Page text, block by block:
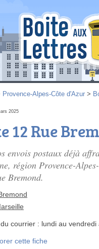
Provence-Alpes-Côte d'Azur >
2025
12 Rue
envois postaux déjà
région Provence-
Bremond.
courrier : lundi au
cette fiche